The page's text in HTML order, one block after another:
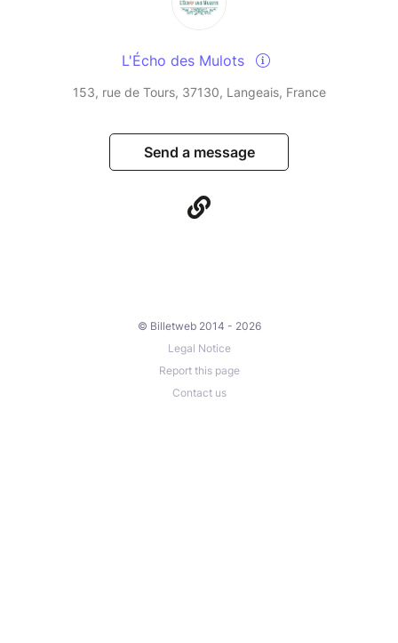
L'Écho des Mulots
153, rue de Tours, 37130, Langeais, France
Send a message
© Billetweb 2014 - 2026
Legal Notice
Report this page
Contact us